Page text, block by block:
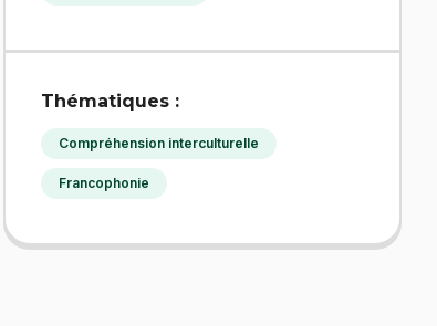
Thématiques :
Compréhension interculturelle
Francophonie